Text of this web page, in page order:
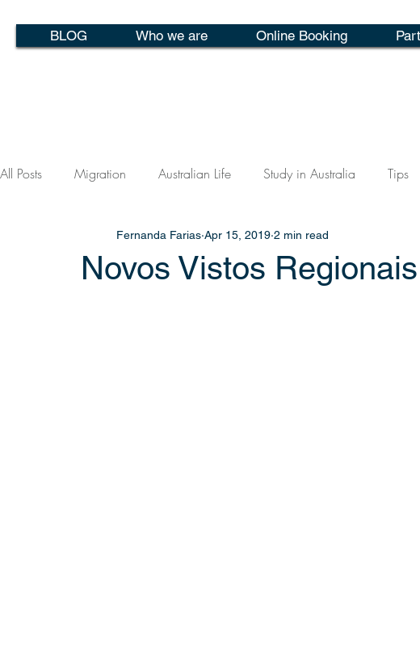
BLOG Who we are Online Booking
All Posts Migration Australian Life Study in Australia Tips
Novos Vistos
Fernanda Farias Apr 15, 2019 2 min read